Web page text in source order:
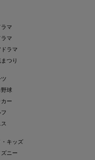
マ
ラマ
ラマ
つり
ツ
野球
カー
フ
・キッズ
ニー